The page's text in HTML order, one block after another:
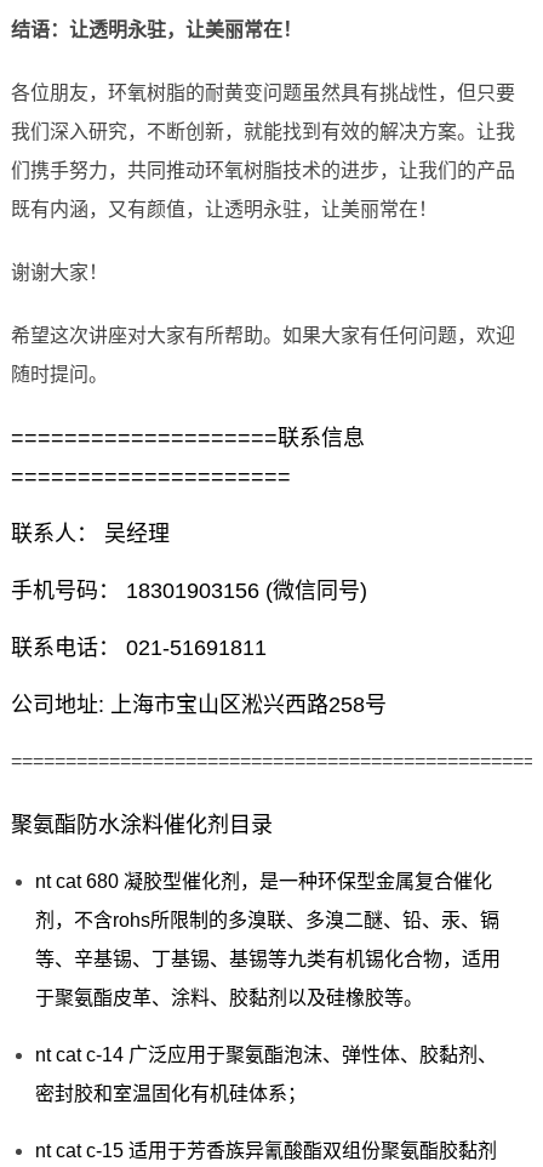
结语：让透明永驻，让美丽常在！
各位朋友，环氧树脂的耐黄变问题虽然具有挑战性，但只要
我们深入研究，不断创新，就能找到有效的解决方案。让我
们携手努力，共同推动环氧树脂技术的进步，让我们的产品
既有内涵，又有颜值，让透明永驻，让美丽常在！
谢谢大家！
希望这次讲座对大家有所帮助。如果大家有任何问题，欢迎
随时提问。
====================联系信息
=====================
联系人： 吴经理
手机号码： 18301903156 (微信同号)
联系电话： 021-51691811
公司地址: 上海市宝山区淞兴西路258号
聚氨酯防水涂料催化剂目录
nt cat 680 凝胶型催化剂，是一种环保型金属复合催化
剂，不含rohs所限制的多溴联、多溴二醚、铅、汞、镉
等、辛基锡、丁基锡、基锡等九类有机锡化合物，适用
于聚氨酯皮革、涂料、胶黏剂以及硅橡胶等。
nt cat c-14 广泛应用于聚氨酯泡沫、弹性体、胶黏剂、
密封胶和室温固化有机硅体系；
nt cat c-15 适用于芳香族异氰酸酯双组份聚氨酯胶黏剂